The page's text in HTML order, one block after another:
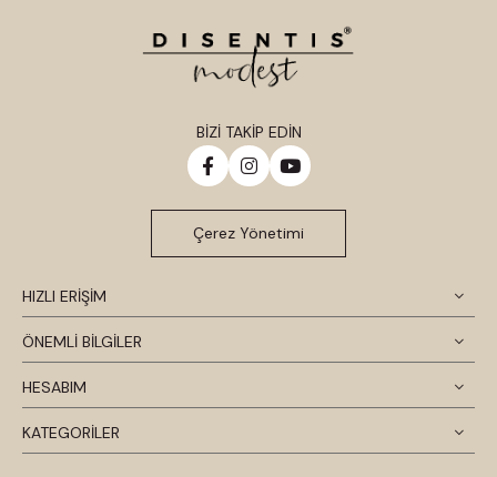
HIZLI ERİŞİM
ÖNEMLİ BİLGİLER
HESABIM
KATEGORİLER
BİZİ TAKİP EDİN
Çerez Yönetimi